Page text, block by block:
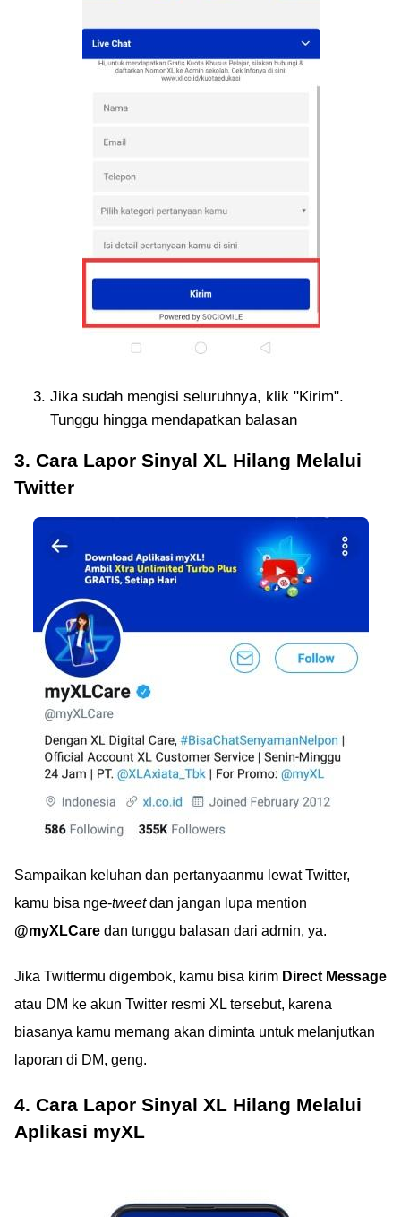
Jika sudah mengisi seluruhnya, klik "Kirim".
Tunggu hingga mendapatkan balasan
3. Cara Lapor Sinyal XL Hilang Melalui
Twitter
Sampaikan keluhan dan pertanyaanmu lewat Twitter,
kamu bisa nge-tweetdan jangan lupa mention
@myXLCare dan tunggu balasan dari admin, ya.
Jika Twittermu digembok, kamu bisa kirim Direct Message
atau DM ke akun Twitter resmi XL tersebut, karena
biasanya kamu memang akan diminta untuk melanjutkan
laporan di DM, geng.
4. Cara Lapor Sinyal XL Hilang Melalui
Aplikasi myXL